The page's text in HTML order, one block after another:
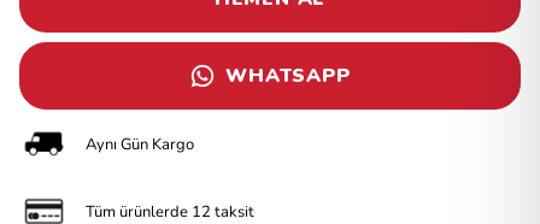
WHATSAPP
Aynı Gün Kargo
Tüm ürünlerde 12 taksit